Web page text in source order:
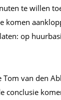
te willen
komen
op
van den
conclusie